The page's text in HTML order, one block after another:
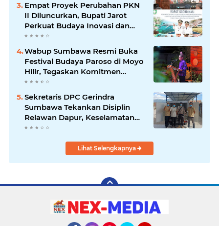
Empat Proyek Perubahan PKN
II Diluncurkan, Bupati Jarot
Perkuat Budaya Inovasi dan
Tata Kelola Pemerintahan
Wabup Sumbawa Resmi Buka
Festival Budaya Paroso di Moyo
Hilir, Tegaskan Komitmen
Pelestarian Budaya hingga
Sekretaris DPC Gerindra
Sumbawa Tekankan Disiplin
Relawan Dapur, Keselamatan
dan Higienitas Jadi Prioritas
Lihat Selengkapnya